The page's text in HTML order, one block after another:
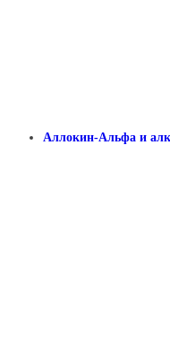
Аллокин-Альфа и